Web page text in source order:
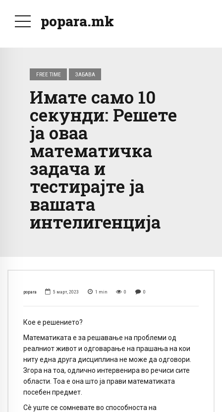
popara.mk
FREE TIME ЗАБАВА
Имате само 10
секунди: Решете
ја оваа
математичка
задача и
тестирајте ја
вашата
интелигенција
popara 5 март, 2023 1 min 0 0
Кое е решението?
Математиката е за решавање на проблеми од
реалниот живот и одговарање на прашања на кои
ниту една друга дисциплина не може да одговори.
Згора на тоа, одлично интервенира во речиси сите
области. Тоа е она што ја прави математиката
посебен предмет.
Сè уште се сомневате во способноста на